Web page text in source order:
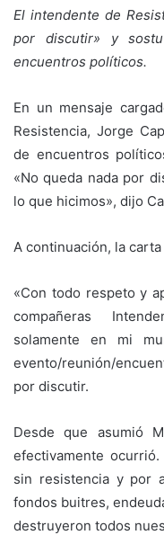
El intendente de
por discutir» y
encuentros políticos.
En un mensaje
Resistencia, Jorge
de encuentros
«No queda nada por
lo que hicimos», dijo
A continuación, la
«Con todo respeto y
compañeras
solamente en mi
evento/reunión/
por discutir.
Desde que asumió
efectivamente
sin resistencia y por
fondos buitres,
destruyeron todos